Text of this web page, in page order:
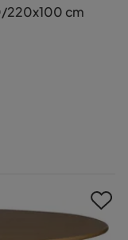
220x100 cm